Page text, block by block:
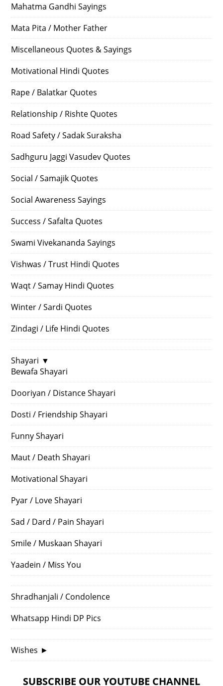
Mahatma Gandhi Sayings
Mata Pita / Mother Father
Miscellaneous Quotes & Sayings
Motivational Hindi Quotes
Rape / Balatkar Quotes
Relationship / Rishte Quotes
Road Safety / Sadak Suraksha
Sadhguru Jaggi Vasudev Quotes
Social / Samajik Quotes
Social Awareness Sayings
Success / Safalta Quotes
Swami Vivekananda Sayings
Vishwas / Trust Hindi Quotes
Waqt / Samay Hindi Quotes
Winter / Sardi Quotes
Zindagi / Life Hindi Quotes
Shayari ▼
Bewafa Shayari
Dooriyan / Distance Shayari
Dosti / Friendship Shayari
Funny Shayari
Maut / Death Shayari
Motivational Shayari
Pyar / Love Shayari
Sad / Dard / Pain Shayari
Smile / Muskaan Shayari
Yaadein / Miss You
Shradhanjali / Condolence
Whatsapp Hindi DP Pics
Wishes ►
SUBSCRIBE OUR YOUTUBE CHANNEL